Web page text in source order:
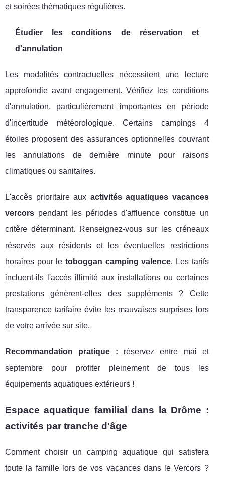
et soirées thématiques régulières.
Étudier les conditions de réservation et
d'annulation
Les modalités contractuelles nécessitent une lecture
approfondie avant engagement. Vérifiez les conditions
d'annulation, particulièrement importantes en période
d'incertitude météorologique. Certains campings 4
étoiles proposent des assurances optionnelles couvrant
les annulations de dernière minute pour raisons
climatiques ou sanitaires.
L'accès prioritaire aux activités aquatiques vacances
vercors pendant les périodes d'affluence constitue un
critère déterminant. Renseignez-vous sur les créneaux
réservés aux résidents et les éventuelles restrictions
horaires pour le toboggan camping valence. Les tarifs
incluent-ils l'accès illimité aux installations ou certaines
prestations génèrent-elles des suppléments ? Cette
transparence tarifaire évite les mauvaises surprises lors
de votre arrivée sur site.
Recommandation pratique : réservez entre mai et
septembre pour profiter pleinement de tous les
équipements aquatiques extérieurs !
Espace aquatique familial dans la Drôme :
activités par tranche d'âge
Comment choisir un camping aquatique qui satisfera
toute la famille lors de vos vacances dans le Vercors ?